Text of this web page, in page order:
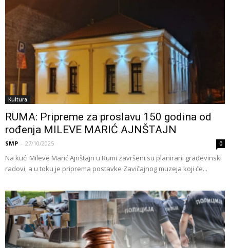
Kultura
RUMA: Pripreme za proslavu 150 godina od
rođenja MILEVE MARIĆ AJNŠTAJN
SMP - 27/10/2025 0
Na kući Mileve Marić Ajnštajn u Rumi završeni su planirani građevinski
radovi, a u toku je priprema postavke Zavičajnog muzeja koji će...